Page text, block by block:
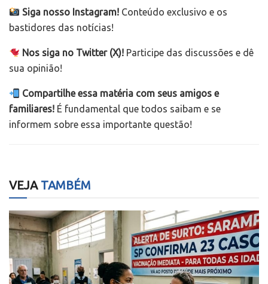
Siga nosso Instagram! Conteúdo exclusivo e os
bastidores das notícias!
Nos siga no Twitter (X)! Participe das discussões e dê
sua opinião!
Compartilhe essa matéria com seus amigos e
familiares! É fundamental que todos saibam e se
informem sobre essa importante questão!
VEJATAMBÉM